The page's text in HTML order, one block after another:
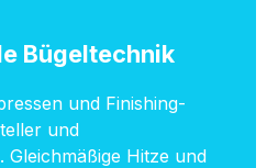
Bügeltechnik
und Finishing-
und
Gleichmäßige Hitze und